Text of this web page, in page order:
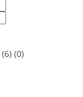
(6) (0)